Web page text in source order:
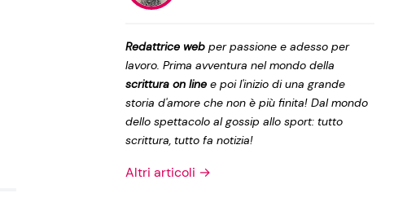
Privacy Policy
Redattrice web per passione e adesso per
lavoro. Prima avventura nel mondo della
scrittura on line e poi l'inizio di una grande
storia d'amore che non è più finita! Dal mondo
dello spettacolo al gossip allo sport: tutto
scrittura, tutto fa notizia!
Altri articoli →